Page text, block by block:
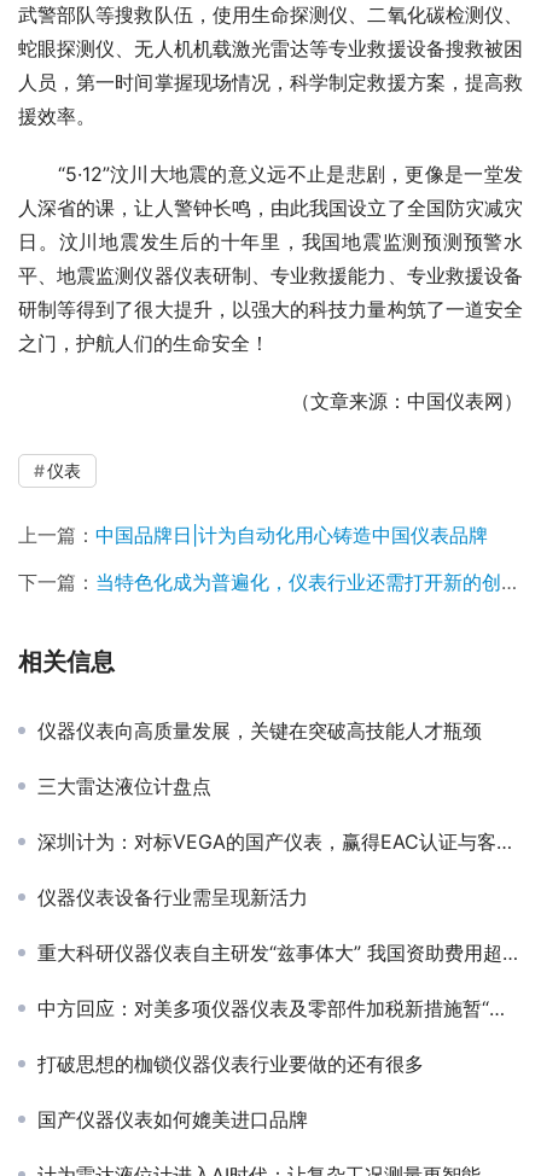
武警部队等搜救队伍，使用生命探测仪、二氧化碳检测仪、
蛇眼探测仪、无人机机载激光雷达等专业救援设备搜救被困
人员，第一时间掌握现场情况，科学制定救援方案，提高救
援效率。
“5·12”汶川大地震的意义远不止是悲剧，更像是一堂发
人深省的课，让人警钟长鸣，由此我国设立了全国防灾减灾
日。汶川地震发生后的十年里，我国地震监测预测预警水
平、地震监测仪器仪表研制、专业救援能力、专业救援设备
研制等得到了很大提升，以强大的科技力量构筑了一道安全
之门，护航人们的生命安全！
（文章来源：中国仪表网）
仪表
上一篇： 中国品牌日|计为自动化用心铸造中国仪表品牌
下一篇： 当特色化成为普遍化，仪表行业还需打开新的创新空间
相关信息
仪器仪表向高质量发展，关键在突破高技能人才瓶颈
三大雷达液位计盘点
深圳计为：对标VEGA的国产仪表，赢得EAC认证与客户信赖
仪器仪表设备行业需呈现新活力
重大科研仪器仪表自主研发“兹事体大” 我国资助费用超9亿
中方回应：对美多项仪器仪表及零部件加税新措施暂“归零”
打破思想的枷锁仪器仪表行业要做的还有很多
国产仪器仪表如何媲美进口品牌